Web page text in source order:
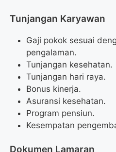
Tunjangan Karyawan
Gaji pokok sesuai
pengalaman.
Tunjangan kesehatan.
Tunjangan hari raya.
Bonus kinerja.
Asuransi kesehatan.
Program pensiun.
Kesempatan
Dokumen Lamaran